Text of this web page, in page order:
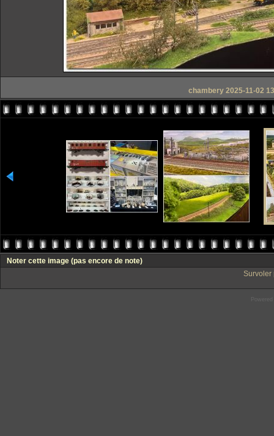
chambery 2025-11-02
Noter cette image (pas encore de note)
Survoler